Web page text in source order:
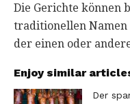
Die Gerichte können
traditionellen Namen
der einen oder
Enjoy similar
Der